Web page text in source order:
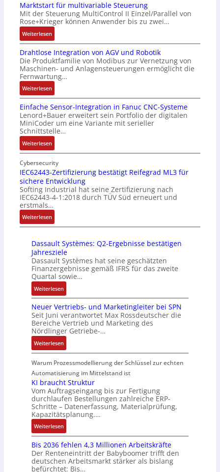
u
n
d
5
G
a
u
f
d
e
R
a
s
b
r
y
P
i
e
r
t
P
o
i
t
i
o
s
m
e
s
n
g
u
n
u
t
a
n
d
s
ü
b
e
r
w
a
c
h
u
n
g
e
i
c
h
s
e
l
e
m
e
n
t
e
m
i
t
p
e
z
i
m
m
b
r
a
n
e
n
-
Z
o
l
l
I
n
d
u
s
t
r
i
e
-
P
C
l
ä
s
t
s
f
l
e
x
i
b
e
f
ü
r
d
e
A
n
w
e
n
d
u
n
g
Marktstart für multivariable Steuerung
Mit der Steuerung MultiControl II Einzel/Parallel von
Rose+Krieger können Anwender bis zu zwei…
Weiterlesen:
M
a
r
k
t
s
t
a
r
t
f
ü
r
m
u
l
t
i
v
a
r
a
b
l
e
t
e
u
e
r
u
n
g
Drahtlose Integration von AGV und Robotik
Die Produktfamilie von Modibus zur Vernetzung von
Maschinen- und Anlagensteuerungen ermöglicht die
Fernwartung…
Weiterlesen:
D
r
a
h
t
l
o
s
e
I
n
t
e
g
r
t
i
o
n
v
o
G
V
u
n
o
b
o
t
i
k
Einfache Sensor-Integration in Fanuc CNC-Systeme
Lenord+Bauer erweitert sein Portfolio der digitalen
MiniCoder um eine Variante mit serieller
Schnittstelle…
Weiterlesen:
E
i
n
f
a
c
h
e
S
n
s
o
r
-
I
n
e
g
r
a
i
o
n
i
n
F
n
u
c
C
N
Cybersecurity
IEC62443-Zertifizierung bestätigt Reifegrad ML3 für
sichere Entwicklung
Softing Industrial hat seine Zertifizierung nach
IEC62443-4-1:2018 durch TÜV Süd erneuert und
erstmals…
Weiterlesen:
I
C
6
2
4
4
3
-
e
r
t
i
i
z
i
e
r
u
e
s
t
Dassault Systèmes: Q2-Ergebnisse bestätigen
Jahresziele
Dassault Systèmes hat seine geschätzten
Finanzergebnisse gemäß IFRS für das zweite
Quartal sowie…
Weiterlesen:
D
a
s
s
a
u
l
t
S
y
s
t
è
m
e
s
:
Q
2
Neuer Vertriebs- und Marketingleiter bei SPN
Seit Juni verantwortet Max Rossdeutscher die
Bereiche Vertrieb und Marketing des
Nördlinger Getriebe-…
Weiterlesen:
N
e
e
r
V
e
r
t
r
i
e
b
Warum Prozessmodellierung der Schlüssel zur echten
Automatisierung im Mittelstand ist
KI braucht Struktur
Vom Auftragseingang bis zur Fertigung
durchlaufen Bestellungen zahlreiche ERP-
Schritte – Datenerfassung, Materialprüfung,
Kapazitätsplanung.…
Weiterlesen:
K
I
b
r
Bis 2036 fehlen 4,3 Millionen Arbeitskräfte
Der Renteneintritt der Babyboomer trifft den
deutschen Arbeitsmarkt stärker als bislang
befürchtet: Bis…